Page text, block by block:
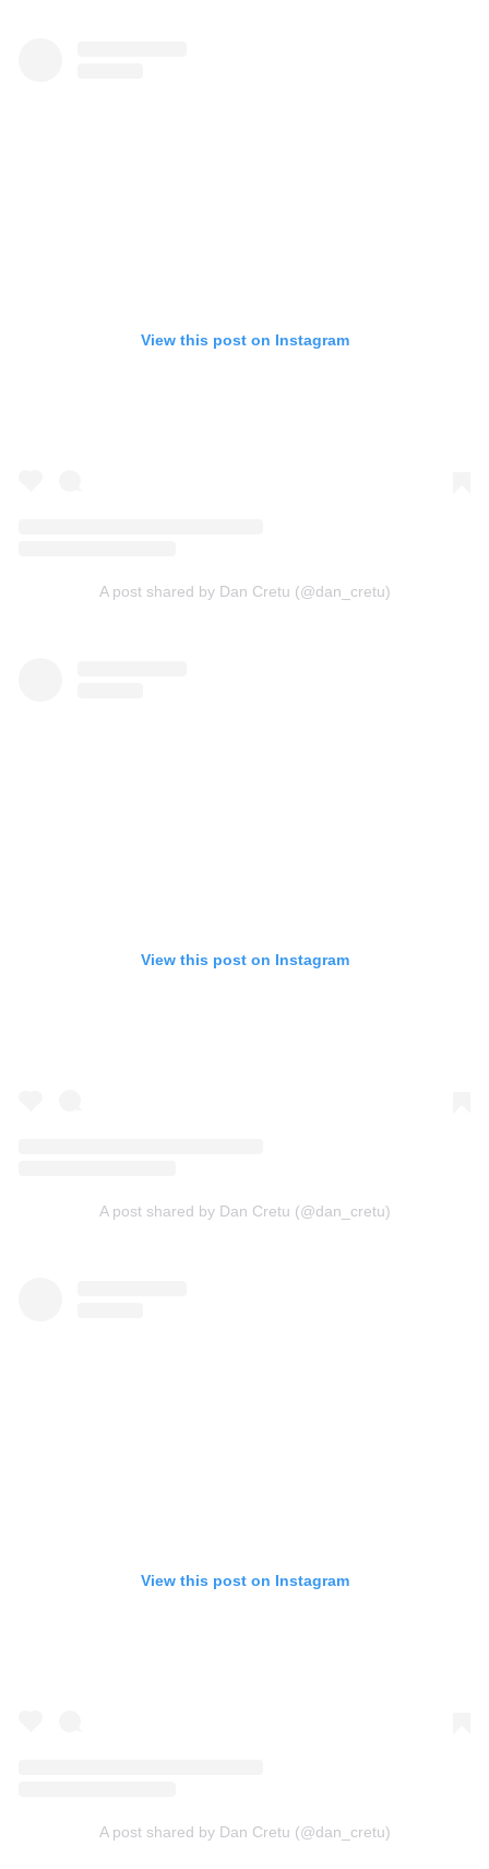
View this post on Instagram
A post shared by Dan Cretu (@dan_cretu)
View this post on Instagram
A post shared by Dan Cretu (@dan_cretu)
View this post on Instagram
A post shared by Dan Cretu (@dan_cretu)